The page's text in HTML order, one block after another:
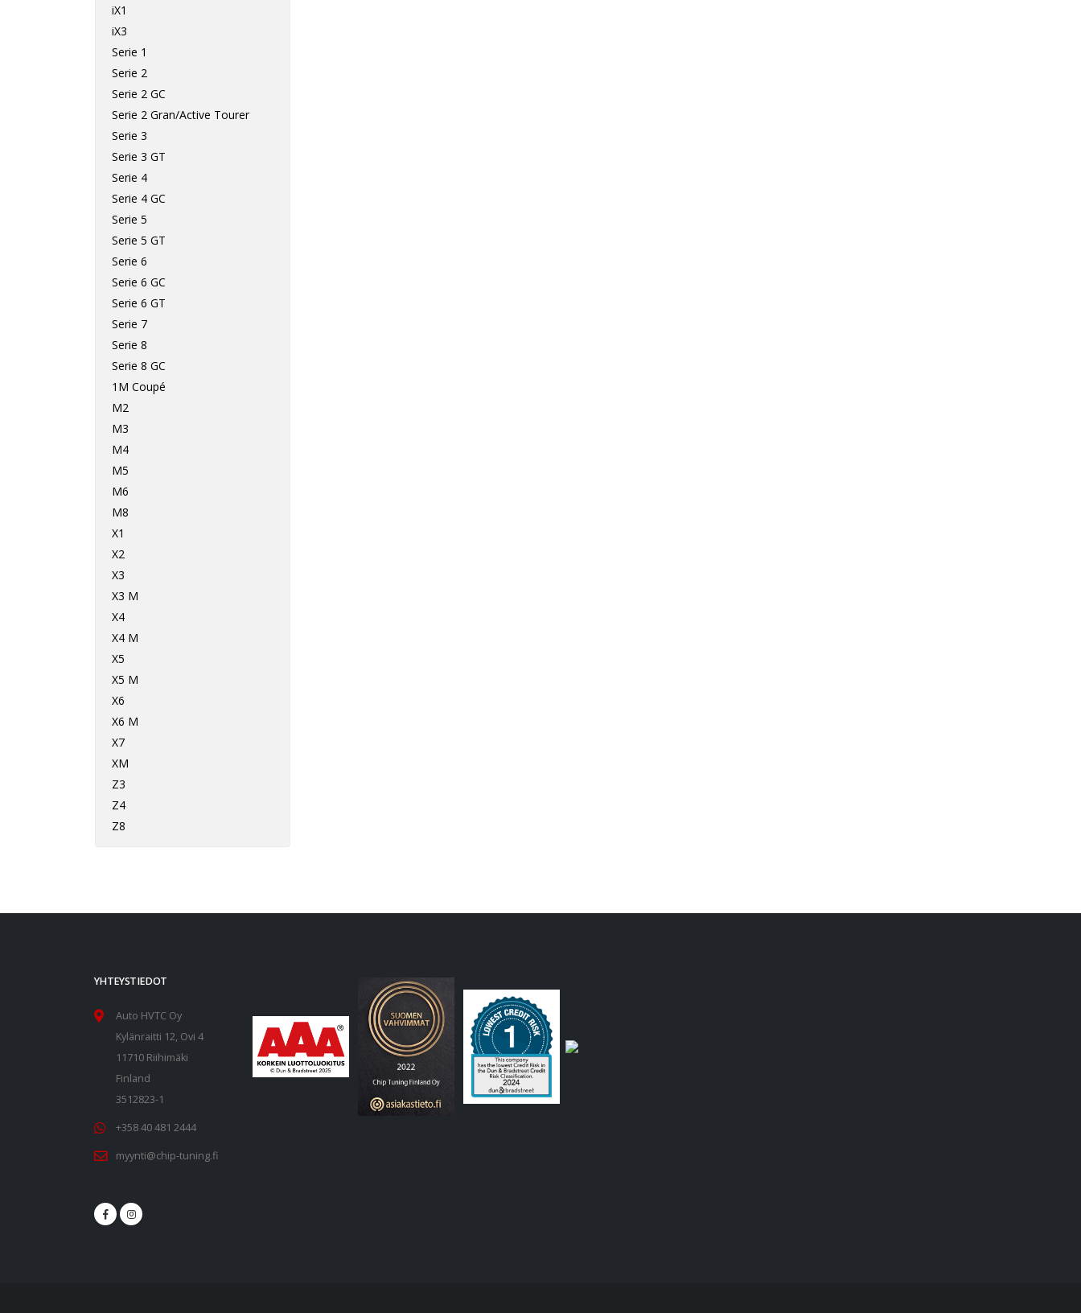
iX1
iX3
Serie 1
Serie 2
Serie 2 GC
Serie 2 Gran/Active Tourer
Serie 3
Serie 3 GT
Serie 4
Serie 4 GC
Serie 5
Serie 5 GT
Serie 6
Serie 6 GC
Serie 6 GT
Serie 7
Serie 8
Serie 8 GC
1M Coupé
M2
M3
M4
M5
M6
M8
X1
X2
X3
X3 M
X4
X4 M
X5
X5 M
X6
X6 M
X7
XM
Z3
Z4
Z8
YHTEYSTIEDOT
Auto HVTC Oy
Kylänraitti 12, Ovi 4
11710 Riihimäki
Finland
3512823-1
+358 40 481 2444
myynti@chip-tuning.fi